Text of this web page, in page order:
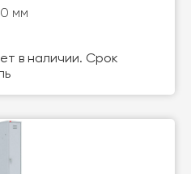
мм
в наличии. Срок